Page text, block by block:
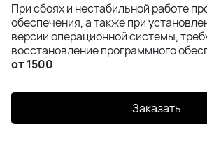
При сбоях и нестабильной работе
обеспечения, а также при
версии операционной системы,
восстановление программного
от 1500
Заказать